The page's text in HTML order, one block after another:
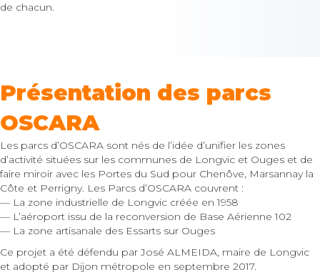
de chacun.
Présentation des parcs
OSCARA
Les parcs d’OSCARA sont nés de l’idée d’unifier les zones
d’activité situées sur les communes de Longvic et Ouges et de
faire miroir avec les Portes du Sud pour Chenôve, Marsannay la
Côte et Perrigny. Les Parcs d’OSCARA couvrent :
— La zone industrielle de Longvic créée en 1958
— L’aéroport issu de la reconversion de Base Aérienne 102
— La zone artisanale des Essarts sur Ouges
Ce projet a été défendu par José ALMEIDA, maire de Longvic
et adopté par Dijon métropole en septembre 2017.